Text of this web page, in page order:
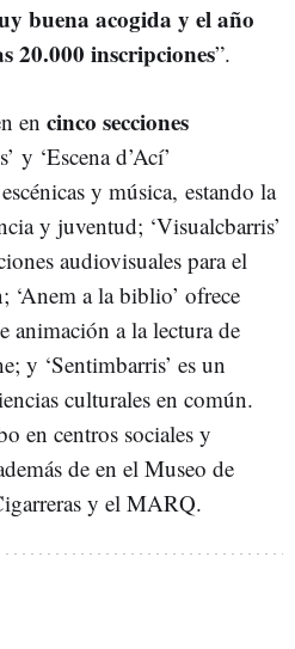
buena acogida y el año
20.000 inscripciones”.
en cinco secciones
y ‘Escena d’Ací’
y música, estando la
y juventud; ‘Visualcbarris’
audiovisuales para el
‘Anem a la biblio’ ofrece
animación a la lectura de
y ‘Sentimbarris’ es un
culturales en común.
en centros sociales y
de en el Museo de
y el MARQ.